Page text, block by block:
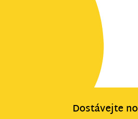
Dostávejte